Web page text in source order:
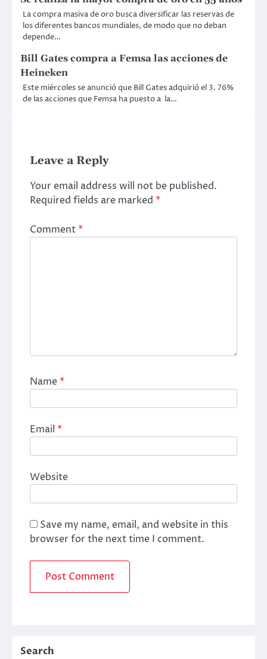
La compra masiva de oro busca diversificar las reservas de
los diferentes bancos mundiales, de modo que no deban
depende…
Bill Gates compra a Femsa las acciones de
Heineken
Este miércoles se anunció que Bill Gates adquirió el 3. 76%
de las acciones que Femsa ha puesto a la…
Leave a Reply
Your email address will not be published.
Required fields are marked *
Comment*
Name*
Email *
Website
Save my name, email, and website in this
browser for the next time I comment.
Search